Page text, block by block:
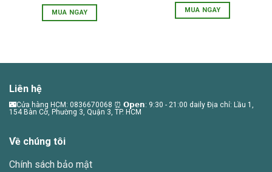
MUA NGAY
là:
1.650.000 VNĐ.
MUA NGAY
có
thể.
Liên hệ
🌃Cửa hàng HCM: 0836670068 ⏰ 𝗢𝗽𝗲𝗻: 9:30 - 21:00 daily Địa chỉ: Lầu 1,
154 Bàn Cờ, Phường 3, Quận 3, TP. HCM
Về chúng tôi
Chính sách bảo mật